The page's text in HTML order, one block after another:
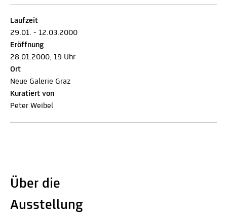
Laufzeit
29.01. - 12.03.2000
Eröffnung
28.01.2000, 19 Uhr
Ort
Neue Galerie Graz
Kuratiert von
Peter Weibel
Über die
Ausstellung